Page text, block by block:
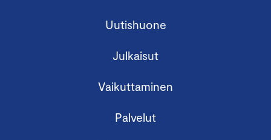
Uutishuone
Julkaisut
Vaikuttaminen
Palvelut